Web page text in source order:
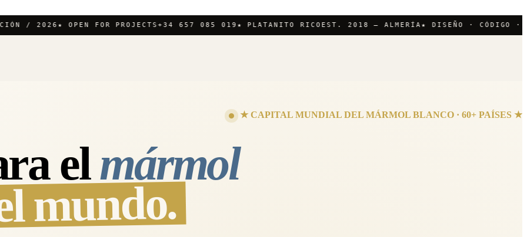
/ 2026 ★ OPEN FOR PROJECTS+34 657 085 019 ★ PLATANITO RICOEST. 2018 — ALMERÍA ★ DISEÑO · CÓDIGO ·
★ CAPITAL MUNDIAL DEL MÁRMOL BLANCO · 60+ PAÍSES ★
elmármol
mundo.